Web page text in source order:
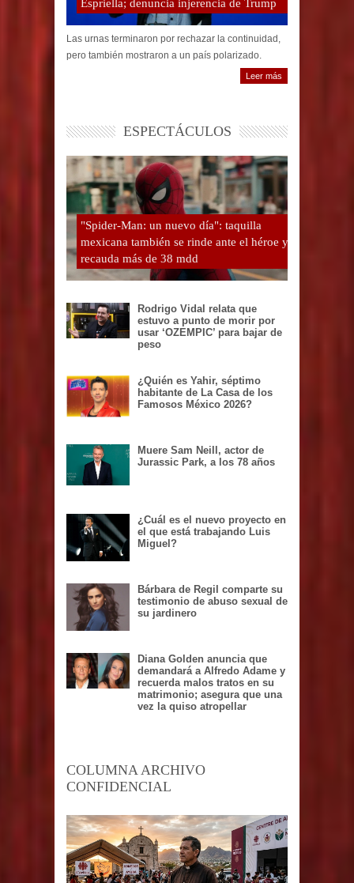
Espriella; denuncia injerencia de Trump
Las urnas terminaron por rechazar la continuidad,
pero también mostraron a un país polarizado.
Leer más
ESPECTÁCULOS
"Spider-Man: un nuevo día": taquilla
mexicana también se rinde ante el héroe y
recauda más de 38 mdd
Rodrigo Vidal relata que
estuvo a punto de morir por
usar ‘OZEMPIC’ para bajar de
peso
¿Quién es Yahir, séptimo
habitante de La Casa de los
Famosos México 2026?
Muere Sam Neill, actor de
Jurassic Park, a los 78 años
¿Cuál es el nuevo proyecto en
el que está trabajando Luis
Miguel?
Bárbara de Regil comparte su
testimonio de abuso sexual de
su jardinero
Diana Golden anuncia que
demandará a Alfredo Adame y
recuerda malos tratos en su
matrimonio; asegura que una
vez la quiso atropellar
COLUMNA ARCHIVO
CONFIDENCIAL